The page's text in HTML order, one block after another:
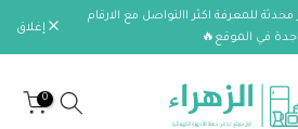
للمعرفة اكثر االتواصل مع الارقام
في الموقع🔥
إغلاق
0